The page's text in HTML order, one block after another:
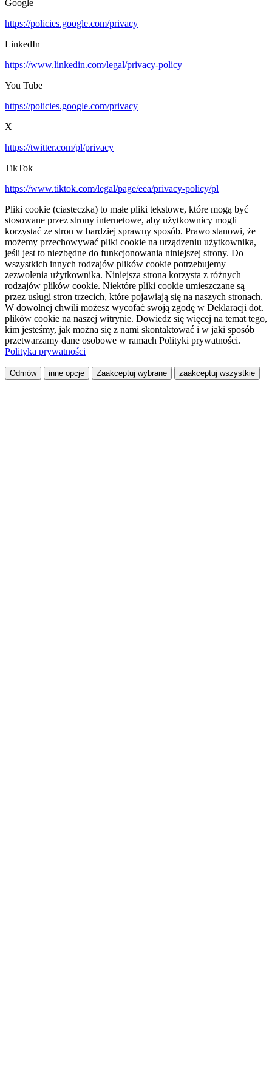
Google
https://policies.google.com/privacy
LinkedIn
https://www.linkedin.com/legal/privacy-policy
You Tube
https://policies.google.com/privacy
X
https://twitter.com/pl/privacy
TikTok
https://www.tiktok.com/legal/page/eea/privacy-policy/pl
Pliki cookie (ciasteczka) to małe pliki tekstowe, które mogą być
stosowane przez strony internetowe, aby użytkownicy mogli
korzystać ze stron w bardziej sprawny sposób. Prawo stanowi, że
możemy przechowywać pliki cookie na urządzeniu użytkownika,
jeśli jest to niezbędne do funkcjonowania niniejszej strony. Do
wszystkich innych rodzajów plików cookie potrzebujemy
zezwolenia użytkownika. Niniejsza strona korzysta z różnych
rodzajów plików cookie. Niektóre pliki cookie umieszczane są
przez usługi stron trzecich, które pojawiają się na naszych stronach.
W dowolnej chwili możesz wycofać swoją zgodę w Deklaracji dot.
plików cookie na naszej witrynie. Dowiedz się więcej na temat tego,
kim jesteśmy, jak można się z nami skontaktować i w jaki sposób
przetwarzamy dane osobowe w ramach Polityki prywatności.
Polityka prywatności
Odmów inne opcje Zaakceptuj wybrane zaakceptuj wszystkie